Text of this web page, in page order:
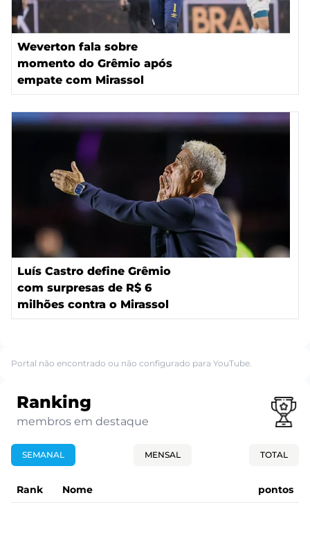
Weverton fala sobre
momento do Grêmio após
empate com Mirassol
Luís Castro define Grêmio
com surpresas de R$ 6
milhões contra o Mirassol
Portal não encontrado ou não configurado para YouTube.
Ranking
membros em destaque
SEMANAL MENSAL TOTAL
Rank Nome pontos